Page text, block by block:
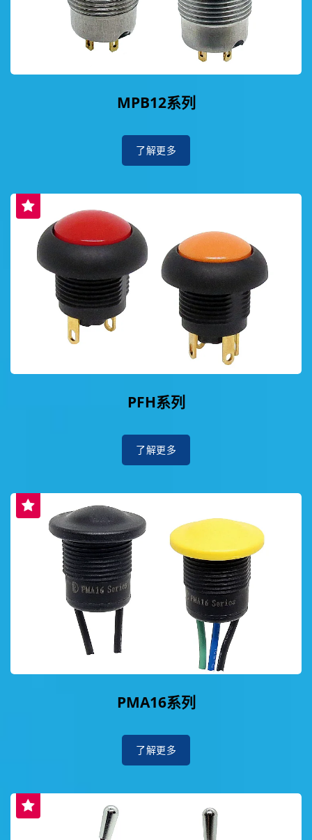
MPB12系列
了解更多
PFH系列
了解更多
PMA16系列
了解更多